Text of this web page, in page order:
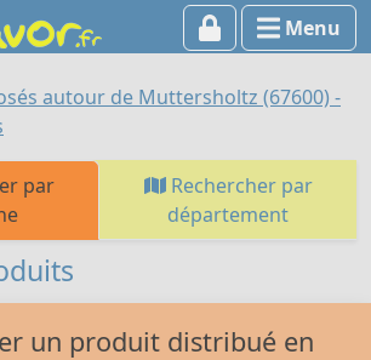
Menu
autour de Muttersholtz (67600) -
par
Rechercher par
département
un produit distribué en